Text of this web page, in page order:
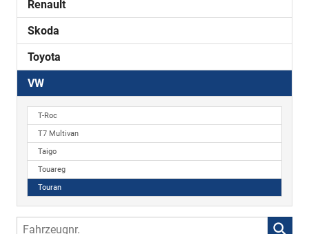
Renault
Skoda
Toyota
VW
T-Roc
T7 Multivan
Taigo
Touareg
Touran
Fahrzeugnr.